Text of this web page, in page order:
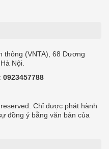
thông (VNTA), 68 Dương
Nội.
0923457788
Chỉ được phát hành
đồng ý bằng văn bản của